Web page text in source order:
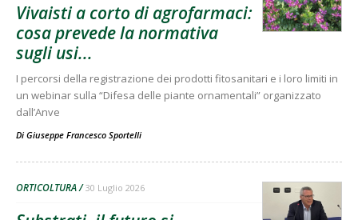
Vivaisti a corto di agrofarmaci:
cosa prevede la normativa
sugli usi...
I percorsi della registrazione dei prodotti fitosanitari e i loro limiti in
un webinar sulla “Difesa delle piante ornamentali” organizzato
dall’Anve
Di Giuseppe Francesco Sportelli
ORTICOLTURA 30 Luglio 2026